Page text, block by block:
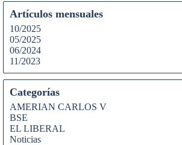
Artículos mensuales
10/2025
05/2025
06/2024
11/2023
Categorías
AMERIAN CARLOS V
BSE
EL LIBERAL
Noticias